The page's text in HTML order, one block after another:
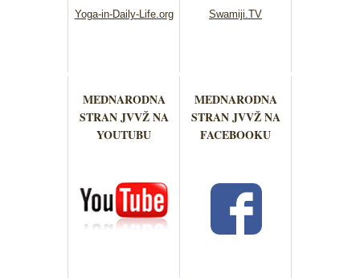
Yoga-in-Daily-Life.org Swamiji.TV
MEDNARODNA
STRAN JVVŽ NA
YOUTUBU
MEDNARODNA
STRAN JVVŽ NA
FACEBOOKU